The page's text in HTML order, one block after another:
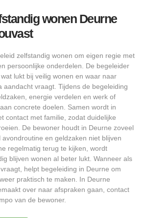
wonen Deurne
zelfstandig wonen om eigen regie met
persoonlijke onderdelen. De begeleider
lukt bij veilig wonen en waar naar
aandacht vraagt. Tijdens de begeleiding
energie verdelen en werk of
concrete doelen. Samen wordt in
contact met familie, zodat duidelijke
De bewoner houdt in Deurne zoveel
avondroutine en geldzaken niet blijven
regelmatig terug te kijken, wordt
blijven wonen al beter lukt. Wanneer als
helpt begeleiding in Deurne om
praktisch te maken. In Deurne
over naar afspraken gaan, contact
van de bewoner.